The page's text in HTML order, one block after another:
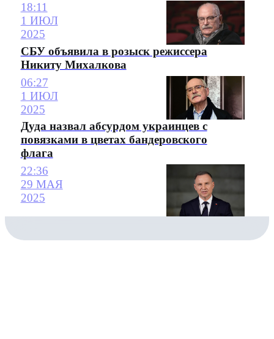
18:11
1 ИЮЛ
2025
СБУ объявила в розыск режиссера
Никиту Михалкова
06:27
1 ИЮЛ
2025
Дуда назвал абсурдом украинцев с
повязками в цветах бандеровского
флага
22:36
29 МАЯ
2025